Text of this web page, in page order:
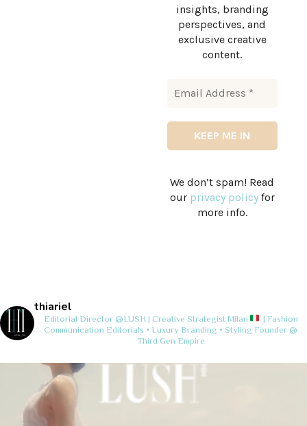
insights, branding
perspectives, and
exclusive creative
content.
We don’t spam! Read
our privacy policyfor
more info.
thiariel
Editorial Director @LUSH | Creative StrategistMilan
| Fashion
Communication Editorials • Luxury Branding • Styling Founder @
Third Gen Empire